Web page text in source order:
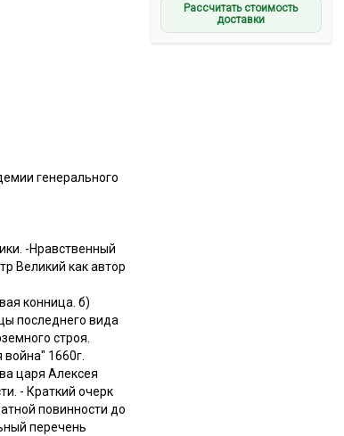
Рассчитать стоимость
доставки
генерального
-Нравственный
Великий как автор
конница. б)
последнего вида
строя.
1660г.
царя Алексея
- Краткий очерк
повинности до
перечень